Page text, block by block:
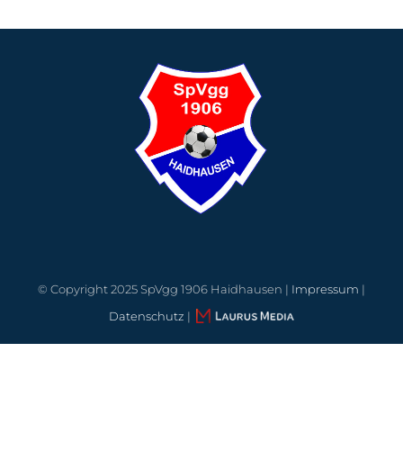
© Copyright 2025 SpVgg 1906 Haidhausen | Impressum |
Datenschutz |